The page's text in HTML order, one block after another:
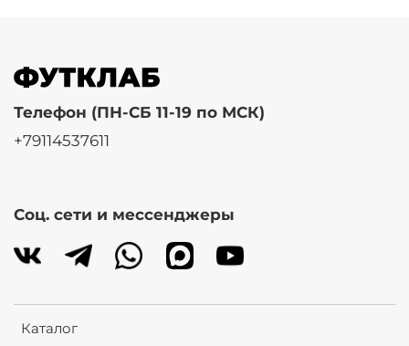
Каталог
Телефон (ПН-СБ 11-19 по МСК)
+79114537611
Соц. сети и мессенджеры